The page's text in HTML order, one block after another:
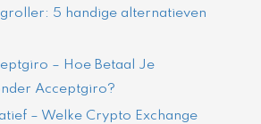
5 handige alternatieven
– Hoe Betaal Je
Acceptgiro?
– Welke Crypto Exchange